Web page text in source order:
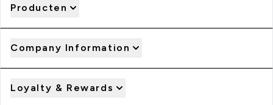
Producten
Company Information
Loyalty & Rewards